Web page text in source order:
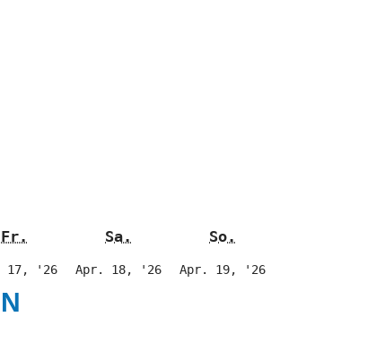
Fr. Sa. So.
17, '2617.Apr. 18, '2618.Apr. 19, '2619.